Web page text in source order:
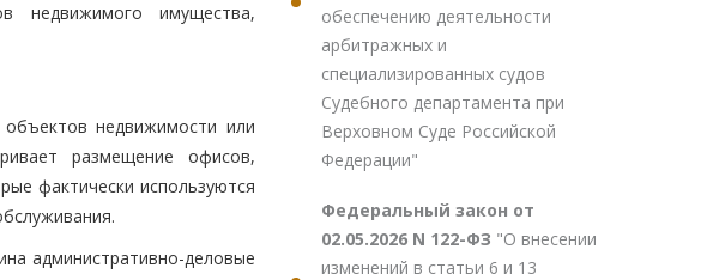
недвижимого имущества,
недвижимости или
размещение офисов,
фактически используются
административно-деловые
обеспечению деятельности
арбитражных и
специализированных судов
Судебного департамента при
Верховном Суде Российской
Федерации"
Федеральный закон от
02.05.2026 N 122-ФЗ "О внесении
изменений в статьи 6 и 13